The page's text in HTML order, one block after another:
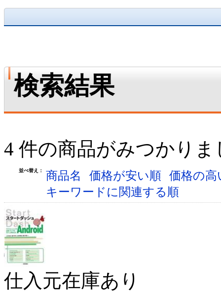
検索結果
4 件の商品がみつかりま
並べ替え： 商品名 価格が安い順 価格の
キーワードに関連する順
仕入元在庫あり